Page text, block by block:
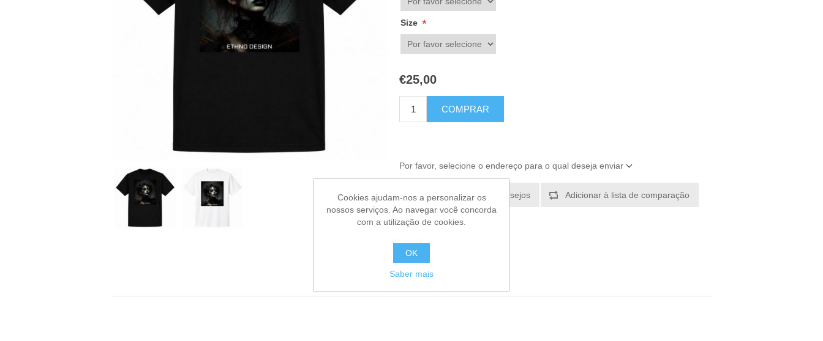
Size *
€25,00
COMPRAR
Por favor, selecione o endereço para o qual deseja enviar
Adicionar a lista de desejos Adicionar à lista de comparação
Enviar a um amigo
Cookies ajudam-nos a personalizar os
nossos serviços. Ao navegar você concorda
com a utilização de cookies.
OK
Saber mais